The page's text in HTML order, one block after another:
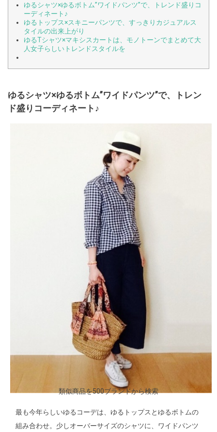
ゆるシャツ×ゆるボトム”ワイドパンツ”で、トレンド盛りコ
ーディネート♪
ゆるトップス×スキニーパンツで、すっきりカジュアルス
タイルの出来上がり
ゆるTシャツ×マキシスカートは、モノトーンでまとめて大
人女子らしいトレンドスタイルを
ゆるシャツ×ゆるボトム”ワイドパンツ”で、トレン
ド盛りコーディネート♪
類似商品を500ブランドから検索
最も今年らしいゆるコーデは、ゆるトップスとゆるボトムの
組み合わせ。少しオーバーサイズのシャツに、ワイドパンツ